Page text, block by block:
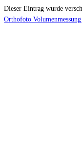
Dieser Eintrag wurde
Orthofoto Volumenmessung